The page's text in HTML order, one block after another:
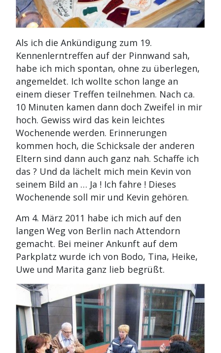
Als ich die Ankündigung zum 19.
Kennenlerntreffen auf der Pinnwand sah,
habe ich mich spontan, ohne zu überlegen,
angemeldet. Ich wollte schon lange an
einem dieser Treffen teilnehmen. Nach ca.
10 Minuten kamen dann doch Zweifel in mir
hoch. Gewiss wird das kein leichtes
Wochenende werden. Erinnerungen
kommen hoch, die Schicksale der anderen
Eltern sind dann auch ganz nah. Schaffe ich
das ? Und da lächelt mich mein Kevin von
seinem Bild an … Ja ! Ich fahre ! Dieses
Wochenende soll mir und Kevin gehören.
Am 4. März 2011 habe ich mich auf den
langen Weg von Berlin nach Attendorn
gemacht. Bei meiner Ankunft auf dem
Parkplatz wurde ich von Bodo, Tina, Heike,
Uwe und Marita ganz lieb begrüßt.